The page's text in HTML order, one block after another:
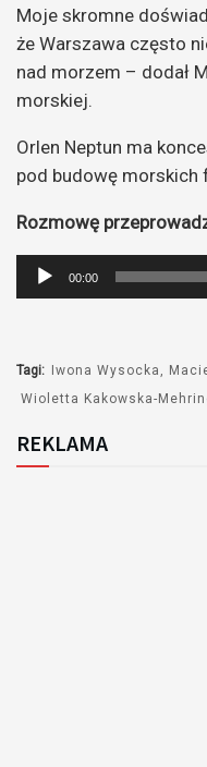
Moje skromne
że Warszawa często
nad morzem – dodał
morskiej.
Orlen Neptun ma
pod budowę morskich
Rozmowę
Odtwarzacz
plików
00:00
Tagi: Iwona Wysocka
Wioletta Kakowska-
REKLAMA